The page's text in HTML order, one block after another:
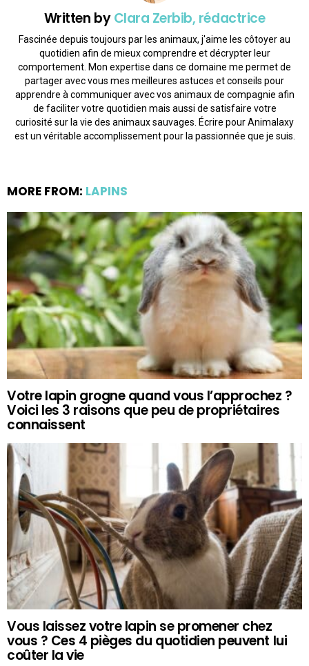
Written byClara Zerbib, rédactrice
Fascinée depuis toujours par les animaux, j'aime les côtoyer au
quotidien afin de mieux comprendre et décrypter leur
comportement. Mon expertise dans ce domaine me permet de
partager avec vous mes meilleures astuces et conseils pour
apprendre à communiquer avec vos animaux de compagnie afin
de faciliter votre quotidien mais aussi de satisfaire votre
curiosité sur la vie des animaux sauvages. Écrire pour Animalaxy
est un véritable accomplissement pour la passionnée que je suis.
MORE FROM: LAPINS
Votre lapin grogne quand vous l’approchez ?
Voici les 3 raisons que peu de propriétaires
connaissent
Vous laissez votre lapin se promener chez
vous ? Ces 4 pièges du quotidien peuvent lui
coûter la vie